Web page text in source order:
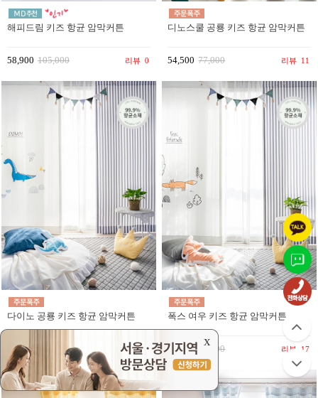
해피드림 키즈 항균 암막커튼
58,900 105,000 리뷰 0
디노스쿨 공룡 키즈 항균 암막커튼
54,500 77,000 리뷰 11
다이노 공룡 키즈 항균 암막커튼
54,500 리뷰68
폭스 여우 키즈 항균 암막커튼
54,500 77,000 리뷰 17
x